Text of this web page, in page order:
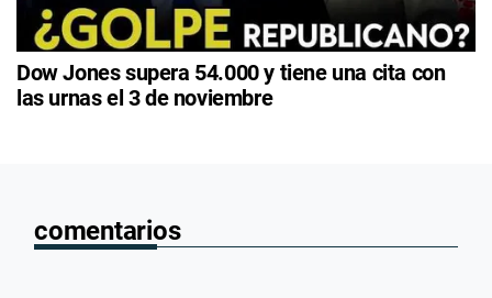
Dow Jones supera 54.000 y tiene una cita con
las urnas el 3 de noviembre
comentarios